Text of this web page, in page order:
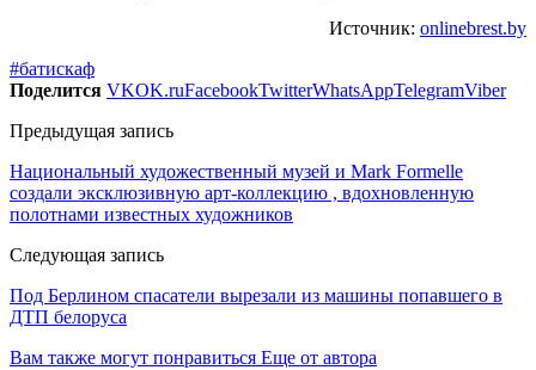
Источник: onlinebrest.by
#батискаф
Поделится VKOK.ruFacebookTwitterWhatsAppTelegramViber
Предыдущая запись
Национальный художественный музей и Mark Formelle
создали эксклюзивную арт-коллекцию , вдохновленную
полотнами известных художников
Следующая запись
Под Берлином спасатели вырезали из машины попавшего в
ДТП белоруса
Вам также могут понравиться Еще от автора